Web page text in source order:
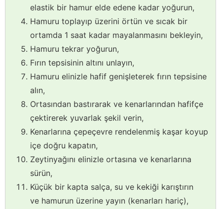
elastik bir hamur elde edene kadar yoğurun,
Hamuru toplayıp üzerini örtün ve sıcak bir
ortamda 1 saat kadar mayalanmasını bekleyin,
Hamuru tekrar yoğurun,
Fırın tepsisinin altını unlayın,
Hamuru elinizle hafif genişleterek fırın tepsisine
alın,
Ortasından bastırarak ve kenarlarından hafifçe
çektirerek yuvarlak şekil verin,
Kenarlarına çepeçevre rendelenmiş kaşar koyup
içe doğru kapatın,
Zeytinyağını elinizle ortasına ve kenarlarına
sürün,
Küçük bir kapta salça, su ve kekiği karıştırın
ve hamurun üzerine yayın (kenarları hariç),